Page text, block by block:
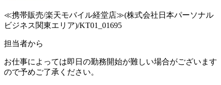
≪携帯販売/楽天モバイル経堂店≫(株式会社日本パーソナル
ビジネス関東エリア)/KT01_01695
担当者から
お仕事によっては即日の勤務開始が難しい場合がございます
ので予めご了承ください。